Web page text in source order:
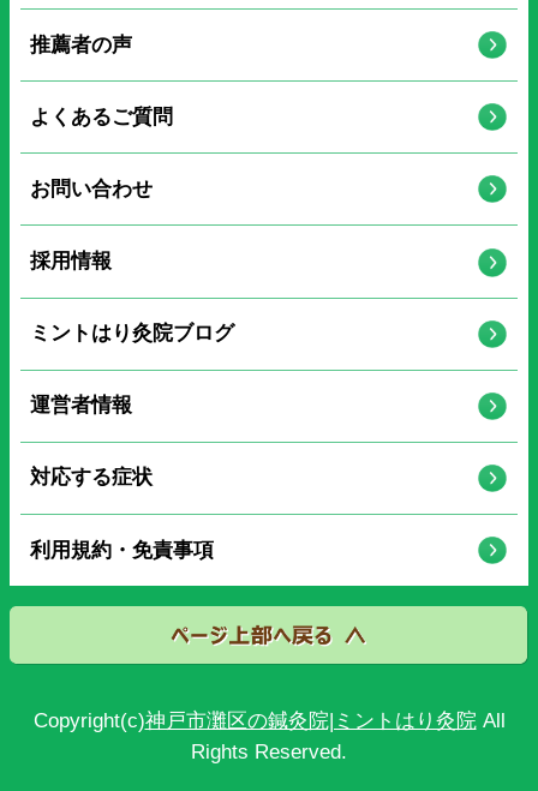
推薦者の声
よくあるご質問
お問い合わせ
採用情報
ミントはり灸院ブログ
運営者情報
対応する症状
利用規約・免責事項
Copyright(c)神戸市灘区の鍼灸院|ミントはり灸院All
Rights Reserved.